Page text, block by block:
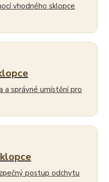
vhodného sklopce
a správné umístění pro
postup odchytu